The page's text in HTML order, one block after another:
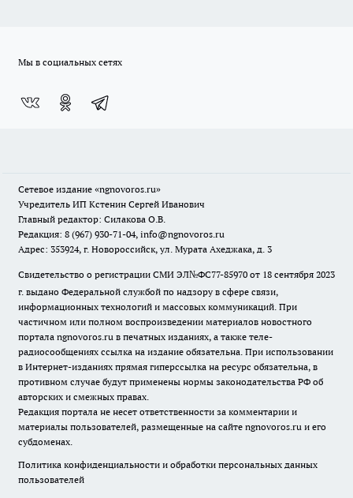
Мы в социальных сетях
Сетевое издание «ngnovoros.ru»
Учредитель ИП Кстенин Сергей Иванович
Главный редактор: Силакова О.В.
Редакция: 8 (967) 930-71-04, info@ngnovoros.ru
Адрес: 353924, г. Новороссийск, ул. Мурата Ахеджака, д. 3
Свидетельство о регистрации СМИ ЭЛ№ФС77-85970 от 18 сентября 2023
г. выдано Федеральной службой по надзору в сфере связи,
информационных технологий и массовых коммуникаций. При
частичном или полном воспроизведении материалов новостного
портала ngnovoros.ru в печатных изданиях, а также теле-
радиосообщениях ссылка на издание обязательна. При использовании
в Интернет-изданиях прямая гиперссылка на ресурс обязательна, в
противном случае будут применены нормы законодательства РФ об
авторских и смежных правах.
Редакция портала не несет ответственности за комментарии и
материалы пользователей, размещенные на сайте ngnovoros.ru и его
субдоменах.
Политика конфиденциальности и обработки персональных данных
пользователей